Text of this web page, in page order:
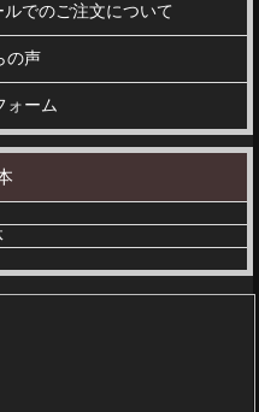
ルでのご注文について
の声
ォーム